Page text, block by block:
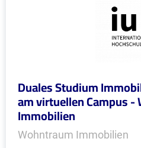
Duales Studium
am virtuellen Campus -
Immobilien
Wohntraum Immobilien